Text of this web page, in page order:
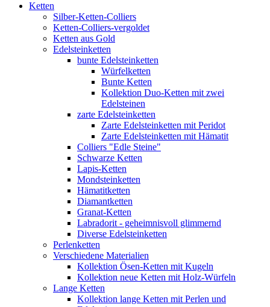
Ketten
Silber-Ketten-Colliers
Ketten-Colliers-vergoldet
Ketten aus Gold
Edelsteinketten
bunte Edelsteinketten
Würfelketten
Bunte Ketten
Kollektion Duo-Ketten mit zwei
Edelsteinen
zarte Edelsteinketten
Zarte Edelsteinketten mit Peridot
Zarte Edelsteinketten mit Hämatit
Colliers "Edle Steine"
Schwarze Ketten
Lapis-Ketten
Mondsteinketten
Hämatitketten
Diamantketten
Granat-Ketten
Labradorit - geheimnisvoll glimmernd
Diverse Edelsteinketten
Perlenketten
Verschiedene Materialien
Kollektion Ösen-Ketten mit Kugeln
Kollektion neue Ketten mit Holz-Würfeln
Lange Ketten
Kollektion lange Ketten mit Perlen und